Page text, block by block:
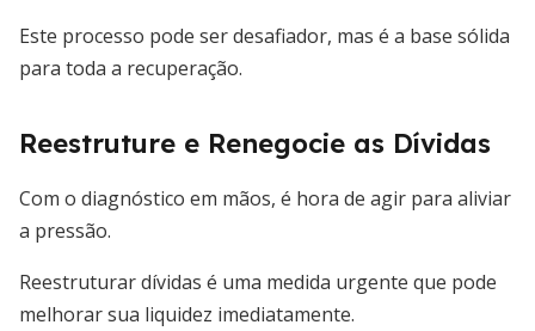
Este processo pode ser desafiador, mas é a base sólida
para toda a recuperação.
Reestruture e Renegocie as Dívidas
Com o diagnóstico em mãos, é hora de agir para aliviar
a pressão.
Reestruturar dívidas é uma medida urgente que pode
melhorar sua liquidez imediatamente.